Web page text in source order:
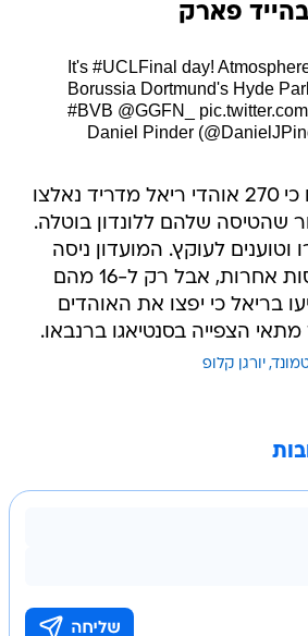
בהייד פארק
It's#UCLFinal day!
Borussia Dortmund's Hyde
#BVB @GGFN_
הבוקר דווח כי 270 אוהדי ריאל מדריד נאלצו
שהטיסה שלהם ללונדון בוטלה.
1,095 יורו וטוענים לעוקץ. המועדון ניסה
להעביר אותם לטיסות אחרות, אבל רק ל-16 מהם
בריאל כי יפצו את האוהדים
יורגן קלופ